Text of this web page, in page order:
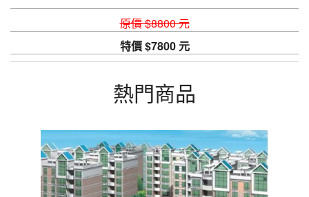
原價 $8800 元
特價 $7800 元
熱門商品